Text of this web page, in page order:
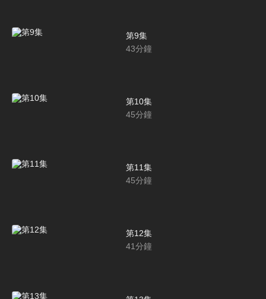
第9集
43分鐘
第10集
45分鐘
第11集
45分鐘
第12集
41分鐘